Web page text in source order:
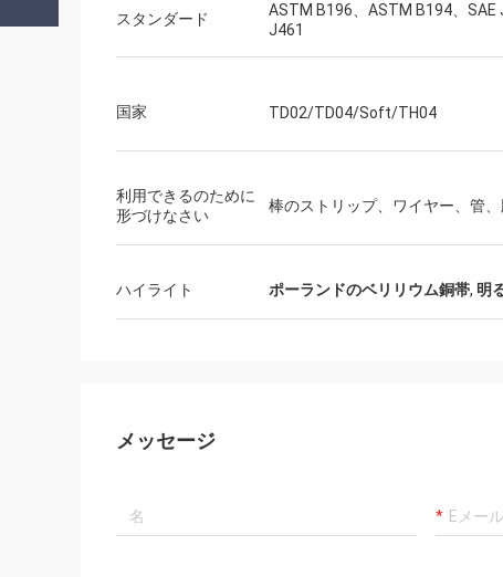
スタンダード
ASTM B196、ASTM B194、SAE
J461
国家 TD02/TD04/Soft/TH04
利用できるのために
形づけなさい
棒のストリップ、ワイヤー、管、
ハイライト ポーランドのベリリウム銅帯, 明
メッセージ